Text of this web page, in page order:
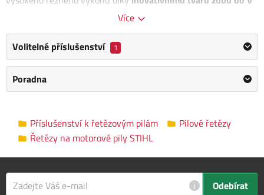
a úzkému záběru. Doporučujeme ho nejen pro profesionální
rychlejší řezání dřeva. Díky nízkému chvění můžete řetězovou
pilu přesně umístit a bezpečně ji vést dřevem.
K ostření řetězu Hexa
zůstane mnohem déle ostrý. Systém HEXA zajišťuje přesné
pilování zubů a zabraňuje poškození vodících článků při
pilování.
Výhody:
Více
Volitelné příslušenství 1
Poradna
Příslušenství k řetězovým pilám
Pilové řetězy
Řetězy na motorové pily STIHL
i Odebírat